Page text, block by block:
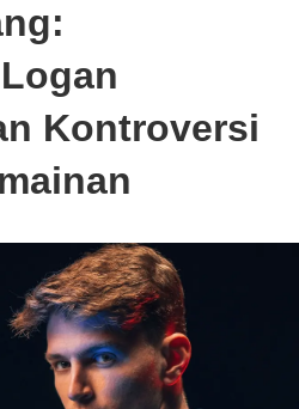
Kontroversi